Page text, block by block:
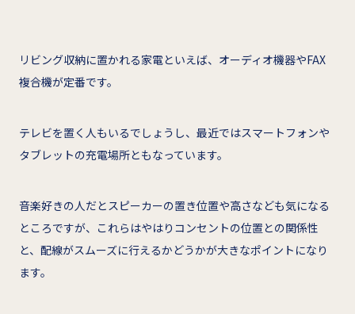
リビング収納に置かれる家電といえば、オーディオ機器やFAX
複合機が定番です。
テレビを置く人もいるでしょうし、最近ではスマートフォンや
タブレットの充電場所ともなっています。
音楽好きの人だとスピーカーの置き位置や高さなども気になる
ところですが、これらはやはりコンセントの位置との関係性
と、配線がスムーズに行えるかどうかが大きなポイントになり
ます。